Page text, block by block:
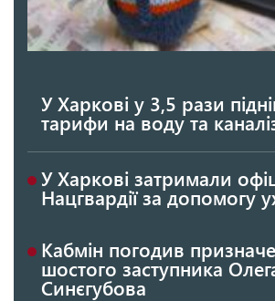
У Харкові у 3,5 рази
тарифи на воду та
У Харкові затримали
Нацгвардії за допомогу
Кабмін погодив
шостого заступника
Синєгубова